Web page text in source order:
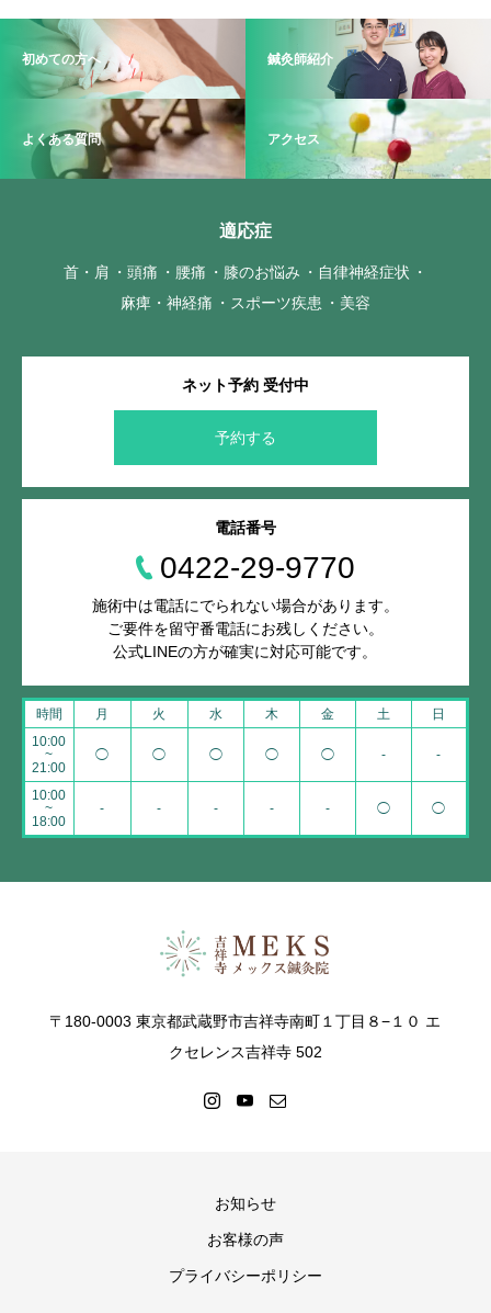
初めての方へ 鍼灸師紹介
よくある質問 アクセス
適応症
首・肩 頭痛 腰痛 膝のお悩み
自律神経症状
麻痺・神経痛
スポーツ疾患 美容
ネット予約 受付中
予約する
電話番号
0422-29-9770
施術中は電話にでられない場合があります。
ご要件を留守番電話にお残しください。
公式LINEの方が確実に対応可能です。
時間 月 火 水 木 金 土
日
10:00
~
21:00
◯ ◯ ◯ ◯ ◯ - -
10:00
~
18:00
- - - - - ◯ ◯
〒180-0003 東京都武蔵野市吉祥寺南町１丁目８−１０ エ
クセレンス吉祥寺 502
お知らせ
お客様の声
プライバシーポリシー